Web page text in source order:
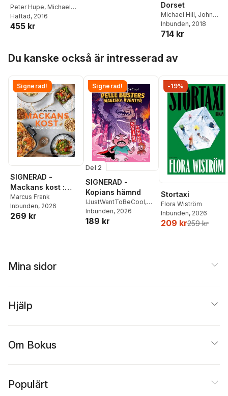
Bureaucracy
Peter Hupe, Michael
Hill,Aurélien Buffat
Häftad, 2016
455 kr
Dorset
Michael Hill, John
Newman, Nikolaus
Pevsner
Inbunden, 2018
714 kr
Du kanske också är intresserad av
Signerad!
SIGNERAD -
Mackans kost :
Middagar och
matlådor
Marcus Frank
Inbunden, 2026
269 kr
Signerad!
Del 2
SIGNERAD -
Kopians hämnd
IJustWantToBeCool,
Joel Adolphson
Ejdemo Beer
Inbunden, 2026
189 kr
-19%
Stortaxi
Flora Wiström
Inbunden, 2026
209 kr259 kr
Mina sidor
Hjälp
Om Bokus
Populärt